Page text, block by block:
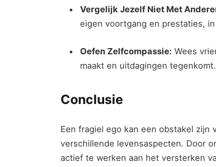
Vergelijk Jezelf Niet Met
eigen voortgang en prestaties,
Oefen Zelfcompassie: Wees
maakt en uitdagingen tegenkomt.
Conclusie
Een fragiel ego kan een obstakel
verschillende levensaspecten. Door
actief te werken aan het versterken